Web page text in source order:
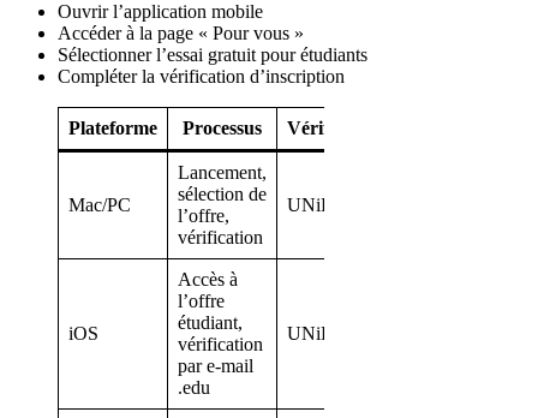
Ouvrir l’application mobile
Accéder à la page « Pour vous »
Sélectionner l’essai gratuit pour étudiants
Compléter la vérification d’inscription
Plateforme Processus Vérification
Mac/PC
Lancement,
sélection de
l’offre,
vérification
UNiDAYS
iOS
Accès à
l’offre
étudiant,
vérification
par e-mail
.edu
UNiDAYS